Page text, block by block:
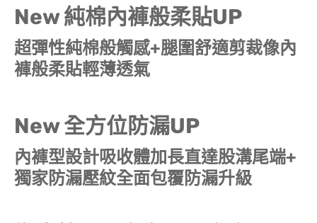
New 純棉內褲般柔貼UP
超彈性純棉般觸感+腿圍舒適剪裁像內
褲般柔貼輕薄透氣
New 全方位防漏UP
內褲型設計吸收體加長直達股溝尾端+
獨家防漏壓紋全面包覆防漏升級